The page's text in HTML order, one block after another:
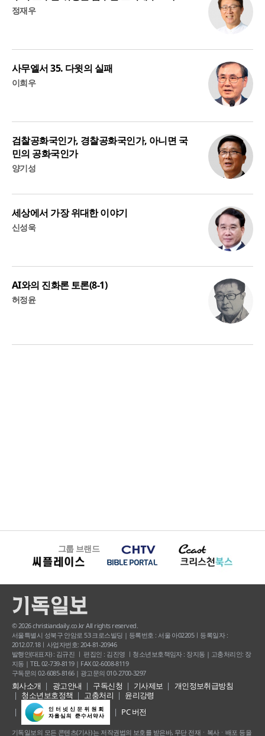
정재우
사무엘서 35. 다윗의 실패
이희우
검찰공화국인가, 경찰공화국인가, 아니면 국
민의 공화국인가
양기성
세상에서 가장 위대한 이야기
신성욱
AI와의 진화론 토론(8-1)
허정윤
그룹 브랜드
© 2026 christiandaily.co.kr All rights reserved.
서울특별시 성북구 안암로 53 크로스빌딩 | 등록번호 : 서울 아02205ㅣ등록일자 :
2012.07.18ㅣ사업자번호: 204-81-20946
발행인(대표자) : 김규진 ㅣ 편집인 : 김진영 ㅣ청소년보호책임자 : 장지동 | 고충처리인: 장
지동 | TEL 02-739-8119 | FAX 02-6008-8119
구독문의 02-6085-8166 | 광고문의 010-2700-3297
회사소개 광고안내 구독신청 기사제보
개인정보취급방침
청소년보호정책
고충처리
윤리강령
PC 버전
기독일보의 모든 콘텐츠(기사) 는 저작권법의 보호를 받은바, 무단 전재ㆍ복사ㆍ배포 등을